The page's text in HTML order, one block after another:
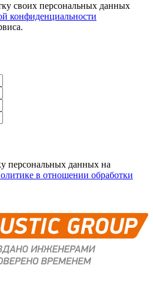
своих персональных данных
конфиденциальности
персональных данных на
в отношении обработки